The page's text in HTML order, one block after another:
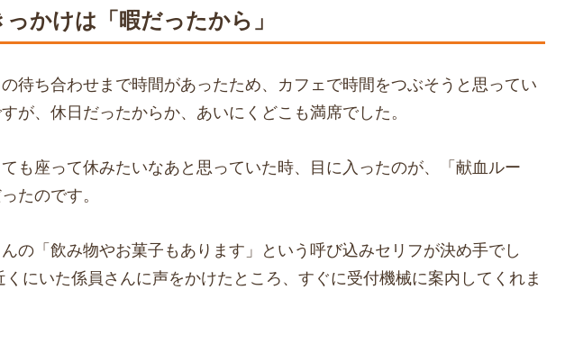
っかけは「暇だったから」
待ち合わせまで時間があったため、カフェで時間をつぶそうと思ってい
が、休日だったからか、あいにくどこも満席でした。
ても座って休みたいなあと思っていた時、目に入ったのが、「献血ルー
たのです。
の「飲み物やお菓子もあります」という呼び込みセリフが決め手でし
くにいた係員さんに声をかけたところ、すぐに受付機械に案内してくれま